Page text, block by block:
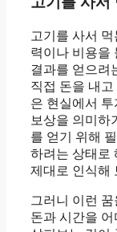
고기를 사서
력이나 비용을
결과를 얻으려
직접 돈을 내
은 현실에서 투
보상을 의미하
를 얻기 위해
하려는 상태로
제대로 인식해
그러니 이런
돈과 시간을 어